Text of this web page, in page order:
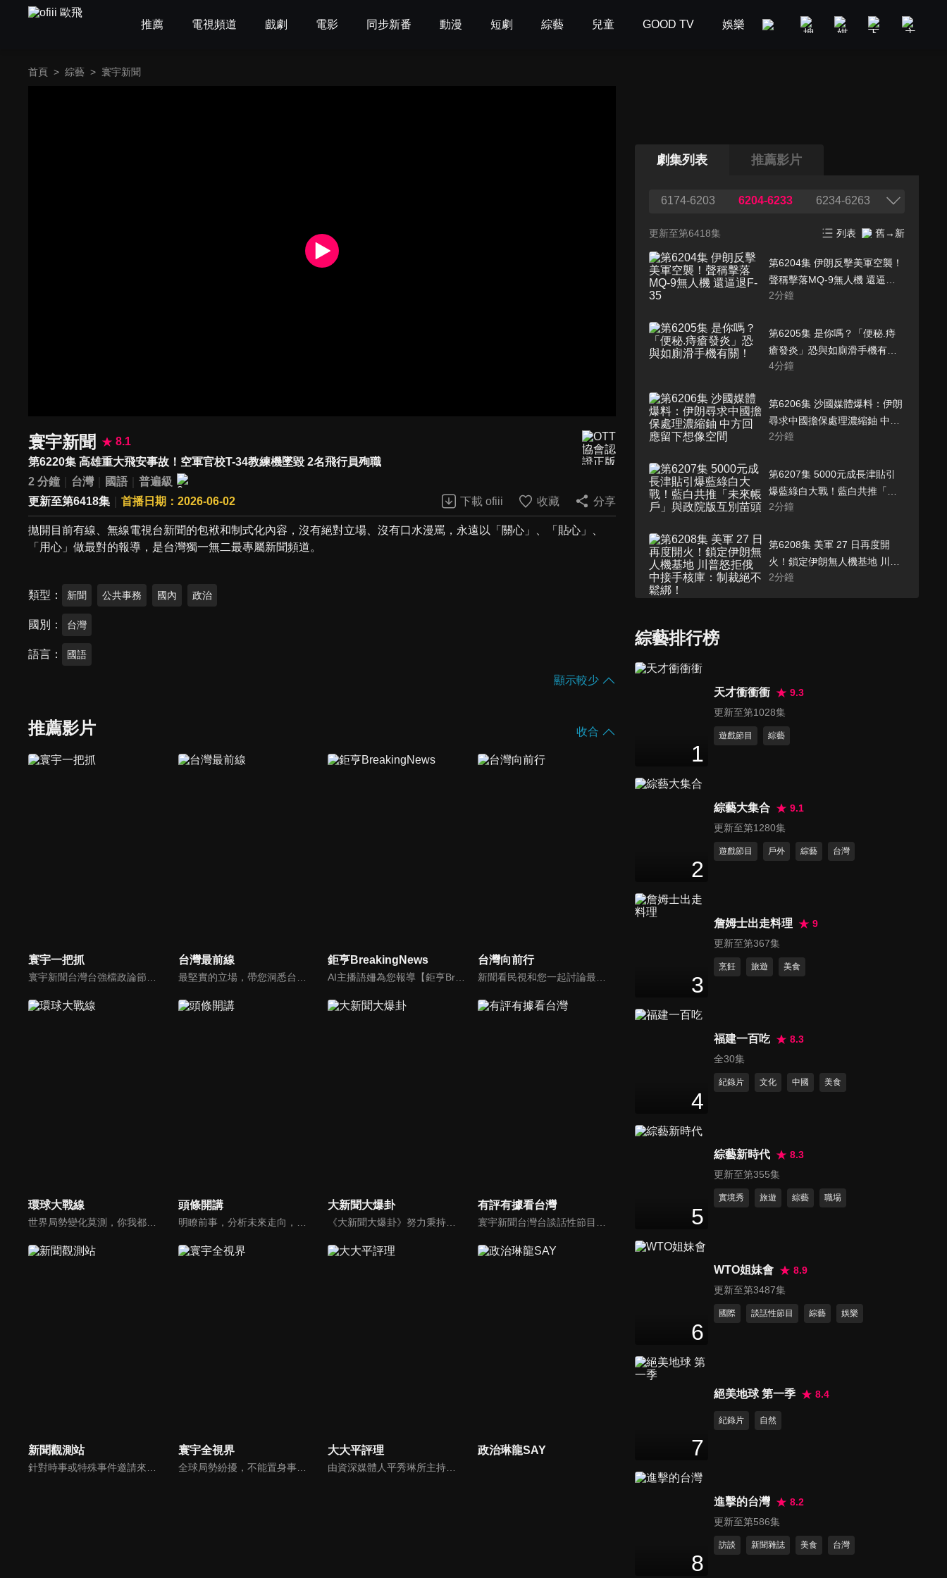
推薦 電視頻道 戲劇 電影 同步新番 動漫 短劇 綜藝 兒童 GOOD TV 娛樂 美食旅遊 新聞政論
首頁 > 綜藝 > 寰宇新聞
寰宇新聞
8.1
第6220集 高雄重大飛安事故！空軍官校T-34教練機墜毀 2名飛行員殉職
2 分鐘
台灣 國語
普遍級
更新至第6418集
首播日期：2026-06-02 下載 ofiii 收藏 分享
拋開目前有線、無線電視台新聞的包袱和制式化內容，沒有絕對立場、沒有口水漫罵，永遠以「關心」、「貼心」、
「用心」做最對的報導，是台灣獨一無二最專屬新聞頻道。
類型 新聞 公共事務 國內 政治
國別 台灣
語言 國語
顯示較少
推薦影片 收合
寰宇一把抓 台灣最前線 鉅亨BreakingNews 台灣向前行
環球大戰線 頭條開講 大新聞大爆卦 有評有據看台灣
新聞觀測站
針對時事或特殊事件邀請來賓進行深度探討，或專訪各領域傑出人士。
寰宇全視界
全球局勢紛擾，不能置身事外！主播任明玥主持，嶄新一季《寰宇全視界2.0》，集結各領域重磅嘉賓，犀利評論、深度視角，帶您洞悉世界局勢脈絡，開拓兩岸和國際新視野，《寰宇全視界2.0》，帶給您最具含金量的觀點。
大大平評理
由資深媒體人平秀琳所主持的時事討論節目，針對大眾關心的議題，邀請關鍵人物或意見領袖上節目，從各種角度深入剖析，並藉由多人的觀點交流，讓新聞事件的真相掏深一點，幫助觀眾了解當下最熱門的新聞議題，期使本節目成為台灣理性討論時事的典範。
政治琳龍SAY
劇集列表 推薦影片
6174-6203 6204-6233 6234-6263
更新至第6418集 列表 舊→新
第6204集 伊朗反擊美軍空襲！
聲稱擊落MQ-9無人機 還逼退
F-35
2分鐘
第6205集 是你嗎？「便秘.痔
瘡發炎」恐與如廁滑手機有
關！
4分鐘
第6206集 沙國媒體爆料：伊朗
尋求中國擔保處理濃縮鈾 中方
回應留下想像空間
2分鐘
第6207集 5000元成長津貼引
爆藍綠白大戰！藍白共推「未
來帳戶」與政院版互別苗頭
2分鐘
第6208集 美軍 27 日再度開
火！鎖定伊朗無人機基地 川普
怒拒俄中接手核庫：制裁絕不
2分鐘
第6210集 虎航股東會爆抗議！
怒喊換董座
2分鐘
第6212集 美伊談判險破局！傳
2 分鐘
國聯繫 納坦雅胡：奪加薩 70%
控制權
2分鐘
第6214集 氣候危機拉警報！
第6215集 台南選舉看板集體變
第6217集 美國情資緊急預警！
俄軍48小時內發動大突襲？澤
德黑蘭急駁斥：有人圖謀破壞
第6219集 南海局勢再升級！中
第6220集 高雄重大飛安事故！
飛行員殉職
2分鐘
傘」
第6222集 死海正走向死亡！50
年表面積縮水三分之一 重創觀
綜藝排行榜
1
天才衝衝衝
9.3
更新至第1028集
遊戲節目 綜藝
2
綜藝大集合
9.1
更新至第1280集
遊戲節目 戶外 綜藝 台灣
3
詹姆士出走料理
9
更新至第367集
烹飪 旅遊 美食
4
福建一百吃
8.3
全30集
紀錄片 文化 中國 美食
5
綜藝新時代
8.3
更新至第355集
實境秀 旅遊 綜藝 職場
6
WTO姐妹會
8.9
更新至第3487集
國際 談話性節目 綜藝 娛樂
7
絕美地球 第一季 8.4
紀錄片 自然
8
進擊的台灣
8.2
更新至第586集
訪談 新聞雜誌 美食 台灣